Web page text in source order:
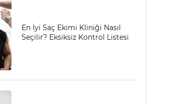
En İyi Saç Ekimi Kliniği Nasıl
Seçilir? Eksiksiz Kontrol Listesi